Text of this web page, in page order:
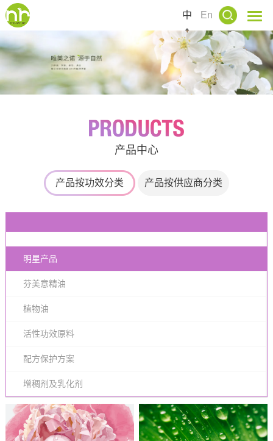
中 En
产品中心
产品按功效分类 产品按供应商分类
明星产品
芬美意精油
植物油
活性功效原料
配方保护方案
增稠剂及乳化剂